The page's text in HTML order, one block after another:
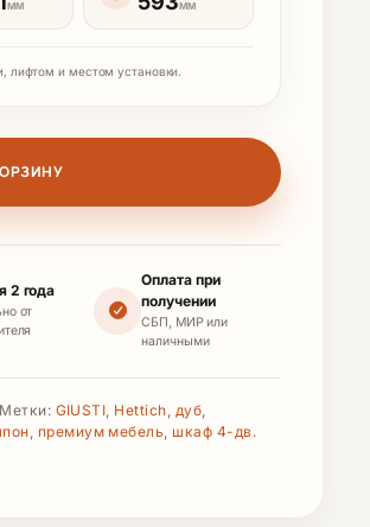
ММ ММ
лифтом и местом установки.
4-дв. С 2-мя зеркалами р/в
2 года
от
Оплата при
получении
СБП, МИР или
наличными
Метки: GIUSTI, Hettich, дуб,
, премиум мебель, шкаф 4-дв.